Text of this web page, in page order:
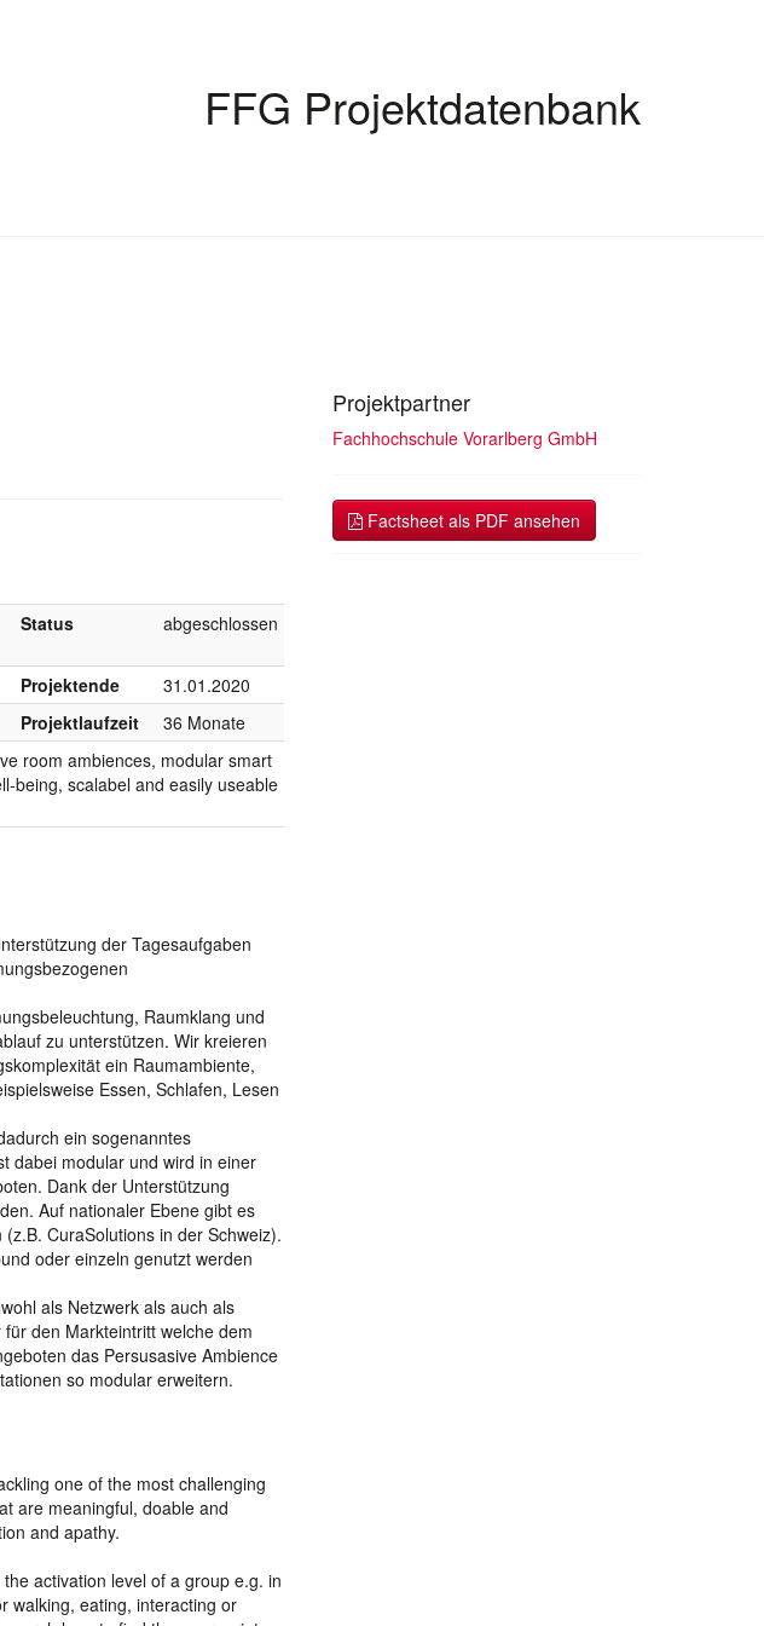
FFG Projektdatenbank
Status abgeschlossen
Projektende
31.01.2020
Projektlaufzeit
36 Monate
room ambiences, modular smart
being, scalabel and easily useable
der Tagesaufgaben
Raumklang und
zu unterstützen. Wir kreieren
ein Raumambiente,
Essen, Schlafen, Lesen
ein sogenanntes
dabei modular und wird in einer
Dank der Unterstützung
Auf nationaler Ebene gibt es
CuraSolutions in der Schweiz).
oder einzeln genutzt werden
als Netzwerk als auch als
den Markteintritt welche dem
das Persusasive Ambience
so modular erweitern.
one of the most challenging
are meaningful, doable and
and apathy.
activation level of a group e.g. in
walking, eating, interacting or
Projektpartner
Fachhochschule Vorarlberg GmbH
Factsheet als PDF ansehen